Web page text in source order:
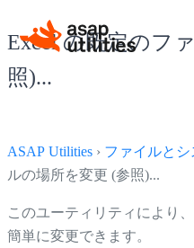
Excel の既定のフ
照)...
ASAP Utilities › ファイルとシ
ルの場所を変更 (参照)...
このユーティリティにより
簡単に変更できます。